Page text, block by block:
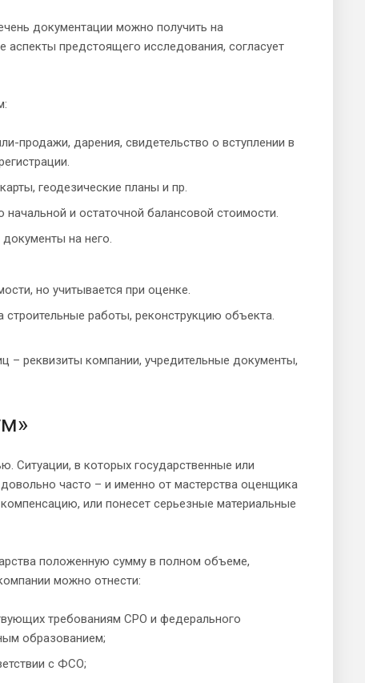
документации можно получить на
аспекты предстоящего исследования, согласует
продажи, дарения, свидетельство о вступлении в
геодезические планы и пр.
и остаточной балансовой стоимости.
на него.
но учитывается при оценке.
работы, реконструкцию объекта.
– реквизиты компании, учредительные документы,
Ситуации, в которых государственные или
часто – и именно от мастерства оценщика
или понесет серьезные материальные
положенную сумму в полном объеме,
можно отнести:
требованиям СРО и федерального
образованием;
с ФСО;